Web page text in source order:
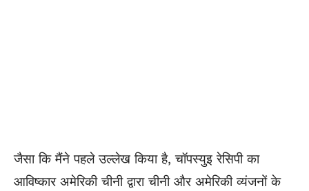
जैसा कि मैंने पहले उल्लेख किया है, चॉपस्युइ रेसिपी का
आविष्कार अमेरिकी चीनी द्वारा चीनी और अमेरिकी व्यंजनों के